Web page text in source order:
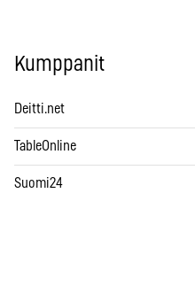
Kumppanit
Deitti.net
TableOnline
Suomi24